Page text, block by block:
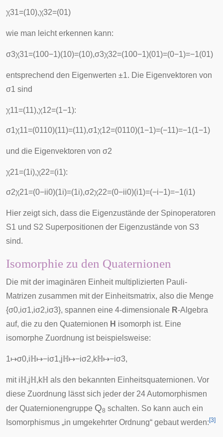
χ31=(10),χ32=(01)
wie man leicht erkennen kann:
σ3χ31=(100−1)(10)=(10),σ3χ32=(100−1)(01)=(0−1)=−1(01)
entsprechend den Eigenwerten ±1. Die Eigenvektoren von
σ1 sind
χ11=(11),χ12=(1−1):
σ1χ11=(0110)(11)=(11),σ1χ12=(0110)(1−1)=(−11)=−1(1−1)
und die Eigenvektoren von σ2
χ21=(1i),χ22=(i1):
σ2χ21=(0−ii0)(1i)=(1i),σ2χ22=(0−ii0)(i1)=(−i−1)=−1(i1)
Hier zeigt sich, dass die Eigenzustände der Spinoperatoren
S1 und S2 Superpositionen der Eigenzustände von S3
sind.
Isomorphie zu den Quaternionen
Die mit der imaginären Einheit multiplizierten Pauli-
Matrizen zusammen mit der Einheitsmatrix, also die Menge
{σ0,iσ1,iσ2,iσ3}, spannen eine 4-dimensionale R-Algebra
auf, die zu den Quaternionen H isomorph ist. Eine
isomorphe Zuordnung ist beispielsweise:
1↦σ0,iℍ↦−iσ1,jℍ↦−iσ2,kℍ↦−iσ3,
mit iℍ,jℍ,kℍ als den bekannten Einheitsquaternionen. Vor
diese Zuordnung lässt sich jeder der 24Automorphismen
der Quaternionengruppe Q8 schalten. So kann auch ein
Isomorphismus „in umgekehrter Ordnung“ gebaut werden: [3]